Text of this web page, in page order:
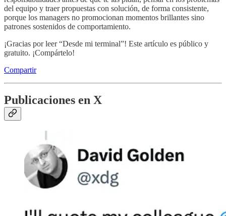
del equipo y traer propuestas con solución, de forma consistente,
porque los managers no promocionan momentos brillantes sino
patrones sostenidos de comportamiento.
¡Gracias por leer “Desde mi terminal”! Este artículo es público y
gratuito. ¡Compártelo!
Compartir
Publicaciones en X